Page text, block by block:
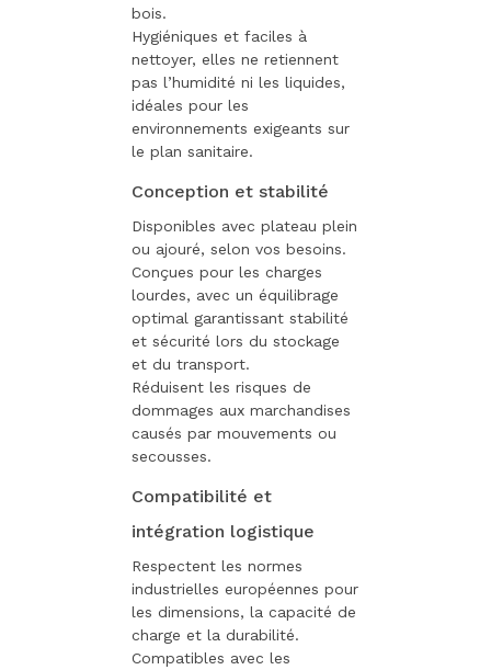
bois.
Hygiéniques et faciles à
nettoyer, elles ne retiennent
pas l’humidité ni les liquides,
idéales pour les
environnements exigeants sur
le plan sanitaire.
Conception et stabilité
Disponibles avec plateau plein
ou ajouré, selon vos besoins.
Conçues pour les charges
lourdes, avec un équilibrage
optimal garantissant stabilité
et sécurité lors du stockage
et du transport.
Réduisent les risques de
dommages aux marchandises
causés par mouvements ou
secousses.
Compatibilité et
intégration logistique
Respectent les normes
industrielles européennes pour
les dimensions, la capacité de
charge et la durabilité.
Compatibles avec les